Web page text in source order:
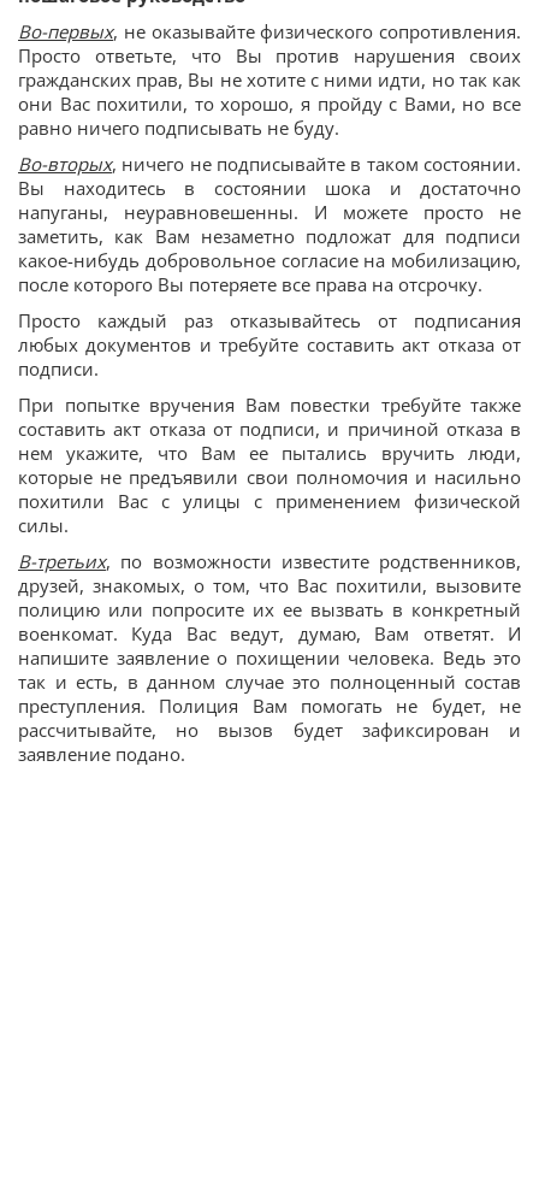
Во-первых, не оказывайте физического сопротивления.
Просто ответьте, что Вы против нарушения своих
гражданских прав, Вы не хотите с ними идти, но так как
они Вас похитили, то хорошо, я пройду с Вами, но все
равно ничего подписывать не буду.
Во-вторых, ничего не подписывайте в таком состоянии.
Вы находитесь в состоянии шока и достаточно
напуганы, неуравновешенны. И можете просто не
заметить, как Вам незаметно подложат для подписи
какое-нибудь добровольное согласие на мобилизацию,
после которого Вы потеряете все права на отсрочку.
Просто каждый раз отказывайтесь от подписания
любых документов и требуйте составить акт отказа от
подписи.
При попытке вручения Вам повестки требуйте также
составить акт отказа от подписи, и причиной отказа в
нем укажите, что Вам ее пытались вручить люди,
которые не предъявили свои полномочия и насильно
похитили Вас с улицы с применением физической
силы.
В-третьих, по возможности известите родственников,
друзей, знакомых, о том, что Вас похитили, вызовите
полицию или попросите их ее вызвать в конкретный
военкомат. Куда Вас ведут, думаю, Вам ответят. И
напишите заявление о похищении человека. Ведь это
так и есть, в данном случае это полноценный состав
преступления. Полиция Вам помогать не будет, не
рассчитывайте, но вызов будет зафиксирован и
заявление подано.